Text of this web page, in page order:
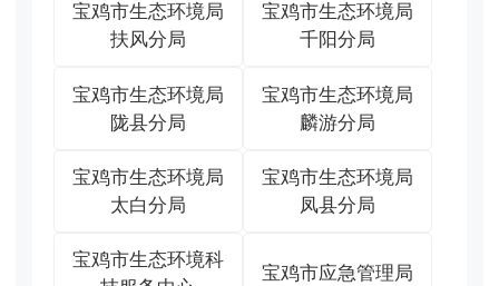
宝鸡市生态环境局
扶风分局
宝鸡市生态环境局
千阳分局
宝鸡市生态环境局
陇县分局
宝鸡市生态环境局
麟游分局
宝鸡市生态环境局
太白分局
宝鸡市生态环境局
凤县分局
宝鸡市生态环境科
宝鸡市应急管理局